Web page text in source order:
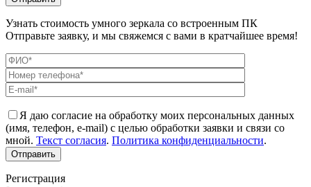
Узнать стоимость умного зеркала со встроенным ПК
Отправьте заявку, и мы свяжемся с вами в кратчайшее время!
Я даю согласие на обработку моих персональных данных
(имя, телефон, e-mail) с целью обработки заявки и связи со
мной. Текст согласия. Политика конфиденциальности.
Регистрация